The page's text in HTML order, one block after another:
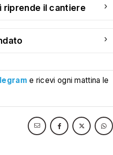
riprende il cantiere ›
›
e ricevi ogni mattina le